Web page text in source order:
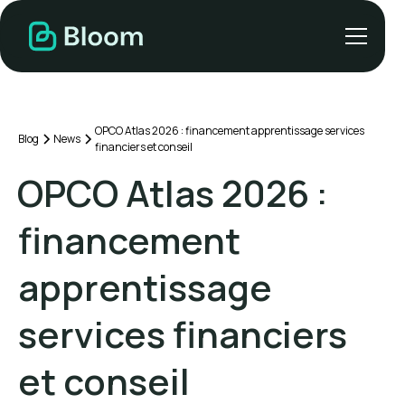
Blog News
OPCO Atlas 2026 : financement apprentissage services
financiers et conseil
OPCO Atlas 2026 :
financement
apprentissage
services financiers
et conseil